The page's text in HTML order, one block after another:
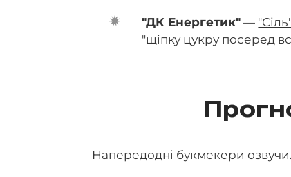
"ДК Енергетик" —
"щіпку цукру посеред
Напередодні букмекери